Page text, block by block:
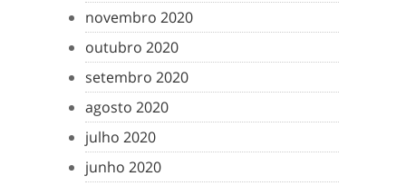
novembro 2020
outubro 2020
setembro 2020
agosto 2020
julho 2020
junho 2020